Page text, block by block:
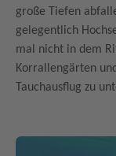
große Tiefen
gelegentlich
mal nicht in dem
Korrallengärten
Tauchausflug zu